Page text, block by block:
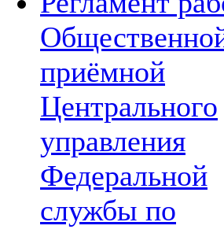
приёмной
Центрального
управления
Федеральной
службы по